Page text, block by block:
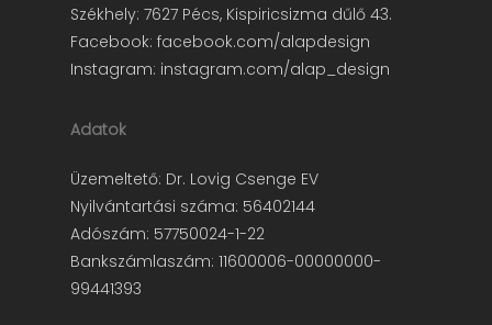
Székhely: 7627 Pécs, Kispiricsizma dűlő 43.
Facebook: facebook.com/alapdesign
Instagram: instagram.com/alap_design
Adatok
Üzemeltető: Dr. Lovig Csenge EV
Nyilvántartási száma: 56402144
Adószám: 57750024-1-22
Bankszámlaszám: 11600006-00000000-
99441393